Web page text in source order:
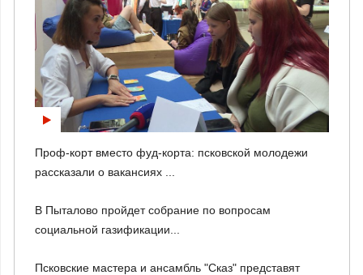
Проф-корт вместо фуд-корта: псковской молодежи
рассказали о вакансиях ...
В Пыталово пройдет собрание по вопросам
социальной газификации...
Псковские мастера и ансамбль "Сказ" представят